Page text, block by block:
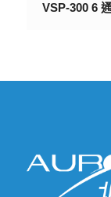
VSP-300 6